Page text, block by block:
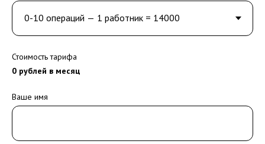
Стоимость тарифа
0 рублей в месяц
Ваше имя